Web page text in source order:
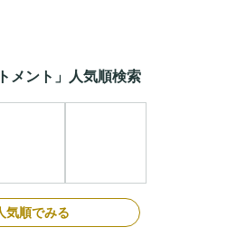
メント」人気順検索
気順でみる